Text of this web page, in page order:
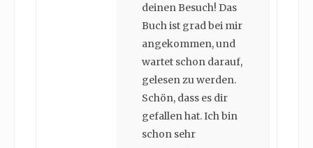
deinen Besuch! Das
Buch ist grad bei mir
angekommen, und
wartet schon darauf,
gelesen zu werden.
Schön, dass es dir
gefallen hat. Ich bin
schon sehr